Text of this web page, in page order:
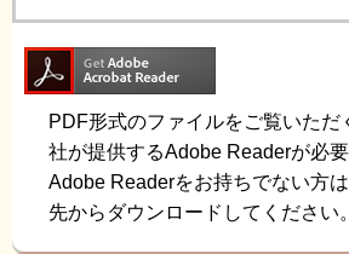
PDF形式のファイルをご覧いただ
社が提供するAdobe Readerが必要
Adobe Readerをお持ちでない方
先からダウンロードしてください